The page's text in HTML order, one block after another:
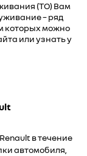
(ТО) Вам
– ряд
которых можно
или узнать у
в течение
автомобиля,